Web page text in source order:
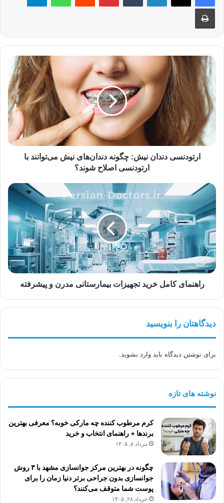
چاپ
ارتودنسی
دندان
نیش:
چگونه
دندان‌های
نیش
می‌توانند
ارتودنسی
ارتودنسی دندان نیش: چگونه دندان‌های نیش می‌توانند با
ارتودنسی اصلاح شوند؟
راهنمای
کامل
خرید
تجهیزات
بیمارستانی
مدرن
و
پیشرفته
راهنمای کامل خرید تجهیزات بیمارستانی مدرن و پیشرفته
دیدگاهتان را بنویسید
برای نوشتن دیدگاه باید وارد بشوید.
نوشته های تازه
کرم مرطوب کننده چه مارکی خوبه؟ معرفی بهترین
برندها + راهنمای انتخاب و خرید
مرداد ۸, ۱۴۰۵
چگونه در بهترین مرکز جوانسازی مشهد با ۳ روش
جوانسازی بدون جراحی برتر دنیا زمان را برای
پوست شما متوقف می‌کنند؟
خرداد ۲۸, ۱۴۰۵